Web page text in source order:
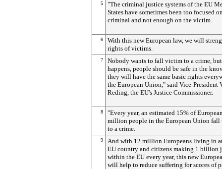
5
"The criminal justice systems of the EU
States have sometimes been too focused
criminal and not enough on the victim.
6
With this new European law, we will
rights of victims.
7
Nobody wants to fall victim to a crime,
happens, people should be safe in the
they will have the same basic rights
the European Union," said Vice-President
Reding, the EU's Justice Commissioner.
8
"Every year, an estimated 15% of
million people in the European Union
to a crime.
9
And with 12 million Europeans living in
EU country and citizens making 1 billion
within the EU every year, this new
will help to reduce suffering for scores of